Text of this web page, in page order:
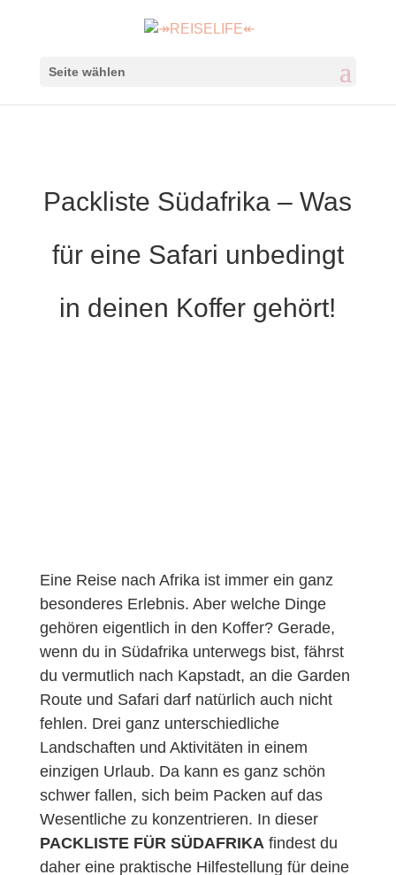
Seite wählen
Packliste Südafrika – Was
für eine Safari unbedingt
in deinen Koffer gehört!
Eine Reise nach Afrika ist immer ein ganz
besonderes Erlebnis. Aber welche Dinge
gehören eigentlich in den Koffer? Gerade,
wenn du in Südafrika unterwegs bist, fährst
du vermutlich nach Kapstadt, an die Garden
Route und Safari darf natürlich auch nicht
fehlen. Drei ganz unterschiedliche
Landschaften und Aktivitäten in einem
einzigen Urlaub. Da kann es ganz schön
schwer fallen, sich beim Packen auf das
Wesentliche zu konzentrieren. In dieser
PACKLISTE FÜR SÜDAFRIKA findest du
daher eine praktische Hilfestellung für deine